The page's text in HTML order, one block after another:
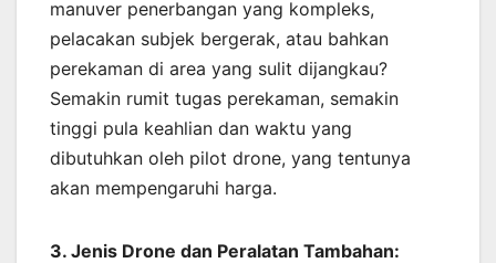
manuver penerbangan yang kompleks,
pelacakan subjek bergerak, atau bahkan
perekaman di area yang sulit dijangkau?
Semakin rumit tugas perekaman, semakin
tinggi pula keahlian dan waktu yang
dibutuhkan oleh pilot drone, yang tentunya
akan mempengaruhi harga.
3. Jenis Drone dan Peralatan Tambahan: